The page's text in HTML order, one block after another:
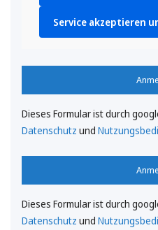
Service akzeptieren
Dieses Formular ist durch
Datenschutz und
Dieses Formular ist durch
Datenschutz und